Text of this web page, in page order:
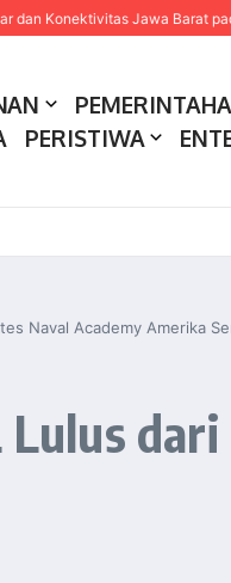
Jawa Barat pada 2027
PERISTIWA
Naval Academy Amerika